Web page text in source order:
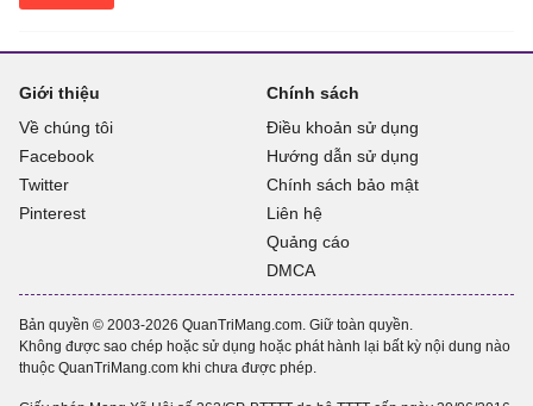
Giới thiệu
Về chúng tôi
Facebook
Twitter
Pinterest
Chính sách
Điều khoản sử dụng
Hướng dẫn sử dụng
Chính sách bảo mật
Liên hệ
Quảng cáo
DMCA
Bản quyền © 2003-2026 QuanTriMang.com. Giữ toàn quyền.
Không được sao chép hoặc sử dụng hoặc phát hành lại bất kỳ nội dung nào
thuộc QuanTriMang.com khi chưa được phép.